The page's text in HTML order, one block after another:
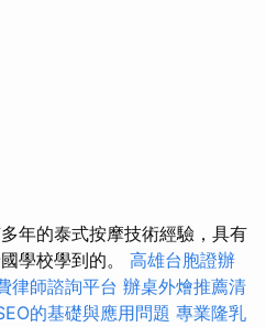
年的泰式按摩技術經驗，具有
學校學到的。 高雄台胞證辦
律師諮詢平台 辦桌外燴推薦清
的基礎與應用問題 專業隆乳